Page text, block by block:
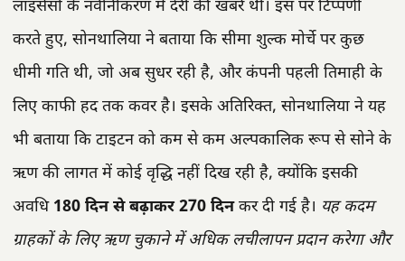
लाइसेंसों के नवीनीकरण में देरी की खबरें थीं। इस पर टिप्पणी
करते हुए, सोनथालिया ने बताया कि सीमा शुल्क मोर्चे पर कुछ
धीमी गति थी, जो अब सुधर रही है, और कंपनी पहली तिमाही के
लिए काफी हद तक कवर है। इसके अतिरिक्त, सोनथालिया ने यह
भी बताया कि टाइटन को कम से कम अल्पकालिक रूप से सोने के
ऋण की लागत में कोई वृद्धि नहीं दिख रही है, क्योंकि इसकी
अवधि 180 दिन से बढ़ाकर 270 दिनकर दी गई है। यह कदम
ग्राहकों के लिए ऋण चुकाने में अधिक लचीलापन प्रदान करेगा और